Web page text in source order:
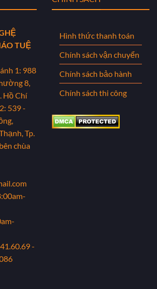
TUỆ
1: 988
8,
Hồ Chí
539 -
Tp.
chùa
-
Hình thức thanh toán
Chính sách vận chuyển
Chính sách bảo hành
Chính sách thi công